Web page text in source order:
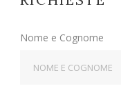
Nome e Cognome